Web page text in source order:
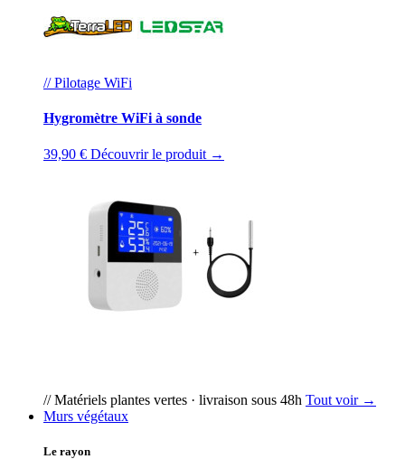
// Pilotage WiFi
Hygromètre WiFi à sonde
39,90 € Découvrir le produit →
// Matériels plantes vertes · livraison sous 48h Tout voir →
Murs végétaux
Le rayon